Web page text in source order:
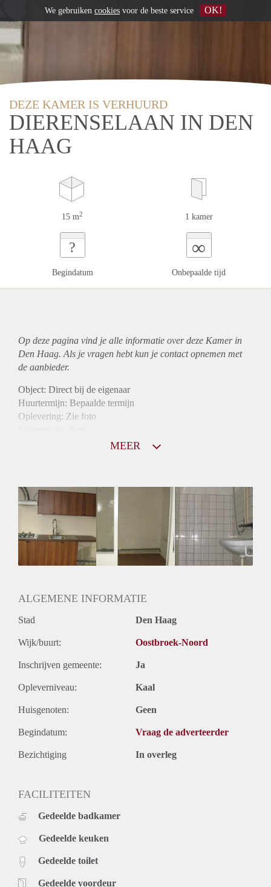
DEZE KAMER IS VERHUURD
DIERENSELAAN IN DEN
HAAG
15 m2 1 kamer
?
Begindatum
∞
Onbepaalde tijd
Op deze pagina vind je alle informatie over deze Kamer in
Den Haag. Als je vragen hebt kun je contact opnemen met
de aanbieder.
Object: Direct bij de eigenaar
Huurtermijn: Bepaalde termijn
Oplevering: Zie foto
Gedeelde Douche: Ja
Gedeelde woonkamer: Ja
Huisgenoten: Ja
Geslacht huisgenoten: Gemengd
MEER
ALGEMENE INFORMATIE
Stad Den Haag
Wijk/buurt: Oostbroek-Noord
Inschrijven gemeente: Ja
Opleverniveau: Kaal
Huisgenoten: Geen
Begindatum: Vraag de adverteerder
Bezichtiging In overleg
FACILITEITEN
Gedeelde badkamer
Gedeelde keuken
Gedeelde toilet
Gedeelde voordeur
We gebruiken cookies voor de beste service OK!